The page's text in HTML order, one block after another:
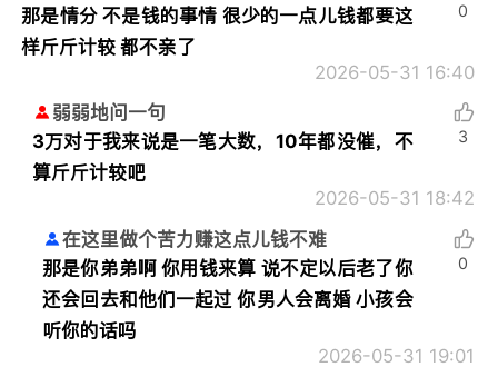
那是情分 不是钱的事情 很少的一点儿钱都要这
样斤斤计较 都不亲了
2026-05-31 16:40
0
弱弱地问一句
3万对于我来说是一笔大数，10年都没催，不
算斤斤计较吧
2026-05-31 18:42
3
在这里做个苦力赚这点儿钱不难
那是你弟弟啊 你用钱来算 说不定以后老了你
还会回去和他们一起过 你男人会离婚 小孩会
听你的话吗
2026-05-31 19:01
0